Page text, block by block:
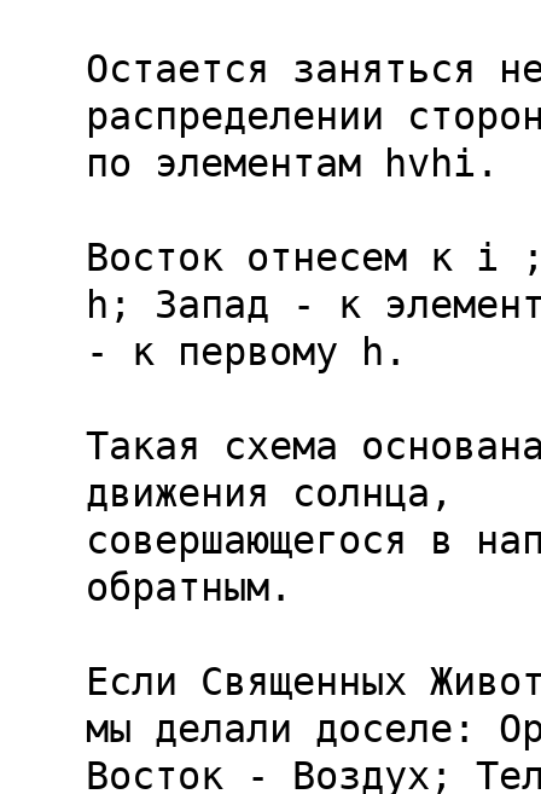
Остается заняться
распределении
по элементам
hvhi .
Восток отнесем к i
h ; Запад - к
- к первому
h .
Такая схема
движения солнца,
совершающегося в
обратным.
Если Священных
мы делали доселе:
Восток - Воздух;